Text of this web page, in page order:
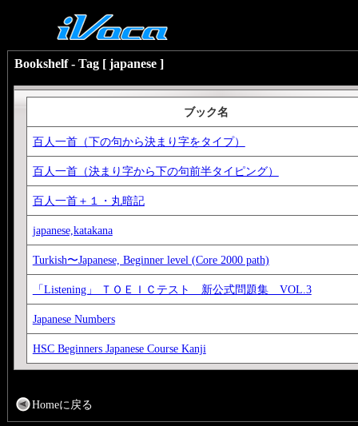
Bookshelf - Tag [ japanese ]
ブック名
百人一首（下の句から決まり字をタイプ）
百人一首（決まり字から下の句前半タイピング）
百人一首＋１・丸暗記
japanese,katakana
Turkish〜Japanese, Beginner level (Core 2000 path)
「Listening」 ＴＯＥＩＣテスト 新公式問題集 VOL.3
Japanese Numbers
HSC Beginners Japanese Course Kanji
Homeに戻る